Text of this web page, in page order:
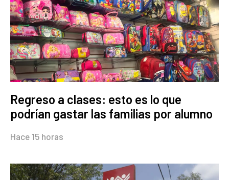
Regreso a clases: esto es lo que
podrían gastar las familias por alumno
Hace 15 horas